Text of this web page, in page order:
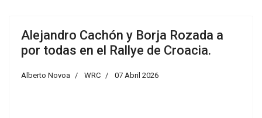
Alejandro Cachón y Borja Rozada a
por todas en el Rallye de Croacia.
Alberto Novoa WRC 07 Abril 2026